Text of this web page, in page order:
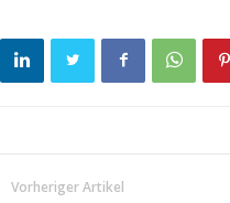
Vorheriger Artikel